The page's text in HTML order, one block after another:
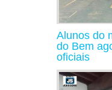
Alunos do
do Bem
oficiais